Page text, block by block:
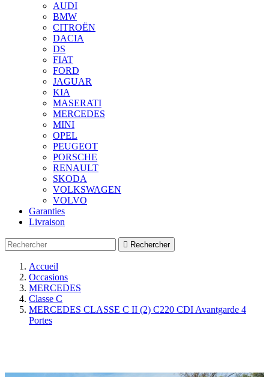
AUDI
BMW
CITROËN
DACIA
DS
FIAT
FORD
JAGUAR
KIA
MASERATI
MERCEDES
MINI
OPEL
PEUGEOT
PORSCHE
RENAULT
SKODA
VOLKSWAGEN
VOLVO
Garanties
Livraison
 Rechercher
Accueil
Occasions
MERCEDES
Classe C
MERCEDES CLASSE C II (2) C220 CDI Avantgarde 4
Portes